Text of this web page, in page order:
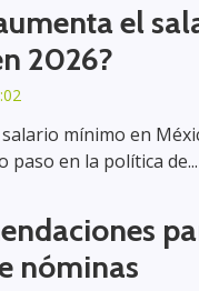
el
2026?
mínimo en
paso en la política de...
nóminas